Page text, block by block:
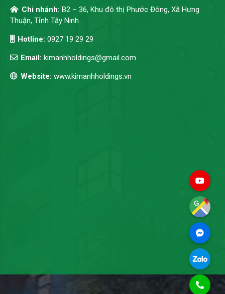
Chi nhánh: B2 – 36, Khu đô thị Phước Đông, Xã Hưng
Thuận, Tỉnh Tây Ninh
Hotline: 0927 19 29 29
Email: kimanhholdings@gmail.com
Website: www.kimanhholdings.vn